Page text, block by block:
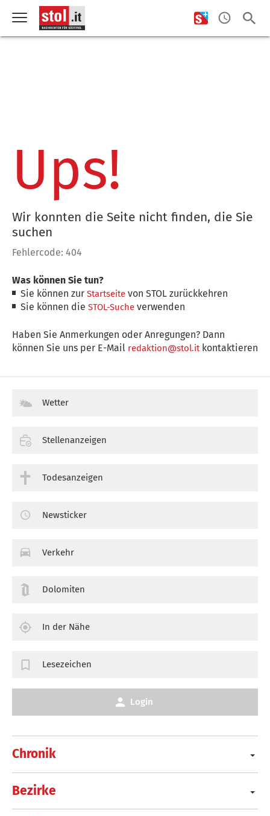
Ups!
Wir konnten die Seite nicht finden, die Sie
suchen
Fehlercode: 404
Was können Sie tun?
Sie können zurStartseite von STOL zurückkehren
Sie können dieSTOL-Suche verwenden
Haben Sie Anmerkungen oder Anregungen? Dann
können Sie uns per E-Mail redaktion@stol.itkontaktieren
Chronik
Bezirke
Wetter
Stellenanzeigen
Todesanzeigen
Newsticker
Verkehr
Dolomiten
In der Nähe
Lesezeichen
Login